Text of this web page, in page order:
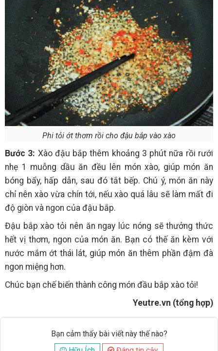
Phi tỏi ớt thơm rồi cho đậu bắp vào xào
Bước 3: Xào đậu bắp thêm khoảng 3 phút nữa rồi rưới
nhẹ 1 muỗng dầu ăn đều lên món xào, giúp món ăn
bóng bẩy, hấp dẫn, sau đó tắt bếp. Chú ý, món ăn này
chỉ nên xào vừa chín tới, nếu xào quá lâu sẽ làm mất đi
độ giòn và ngon của đậu bắp.
Đậu bắp xào tỏi nên ăn ngay lúc nóng sẽ thưởng thức
hết vị thơm, ngon của món ăn. Bạn có thế ăn kèm với
nước mắm ớt thái lát, giúp món ăn thêm phần đậm đà
ngon miệng hơn.
Chúc bạn chế biến thành công món đầu bắp xào tỏi!
Yeutre.vn (tổng hợp)
Bạn cảm thấy bài viết này thế nào?